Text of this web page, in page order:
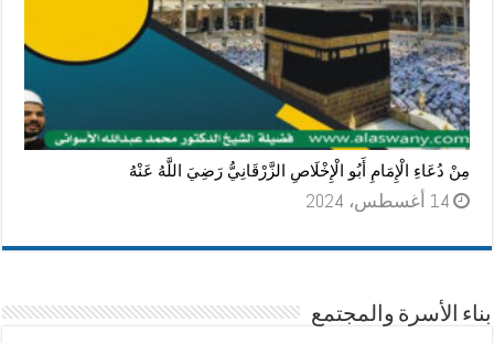
مِنْ دُعَاءِ الْإِمَامِ أَبُو الْإِخْلَاصِ الزَّرْقَانِيُّ رَضِيَ اللَّهُ عَنْهُ
14 أغسطس، 2024
بناء الأسرة والمجتمع